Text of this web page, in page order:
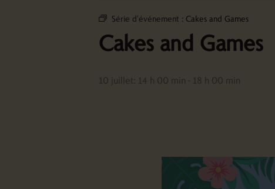
Série d'événement : Cakes and Games
Cakes and Games
10 juillet: 14 h 00 min 18 h 00 min